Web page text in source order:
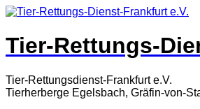
Tier-Rettungs-
Tier-Rettungsdienst-Frankfurt e.V.
Tierherberge Egelsbach, Gräfin-von-